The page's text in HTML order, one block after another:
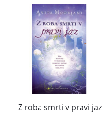
Z roba smrti v pravi jaz